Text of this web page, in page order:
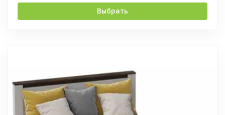
Выбрать